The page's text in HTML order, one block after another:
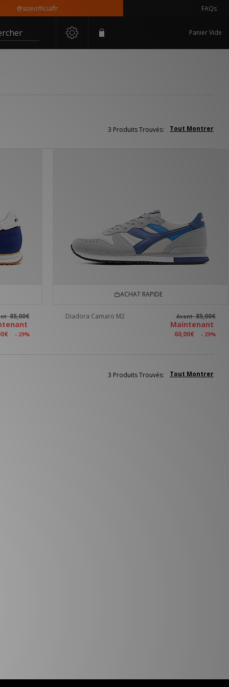
@sizeofficialfr FAQs
Panier Vide
Tout Montrer
3 Produits Trouvés:
85,00€
- 29%
ACHAT RAPIDE
Diadora Camaro M2 Avant85,00€
Maintenant
60,00€ - 29%
Tout Montrer
3 Produits Trouvés: